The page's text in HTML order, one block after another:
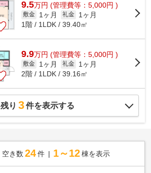
9.5万円 (管理費等：5,000円 )
敷金 1ヶ月 礼金
1ヶ月
1階 / 1LDK / 39.40㎡
9.9万円 (管理費等：5,000円 )
敷金 1ヶ月 礼金
1ヶ月
2階 / 1LDK / 39.16㎡
残り 3件を表示する
空き数 24 件 1～12 棟を表示